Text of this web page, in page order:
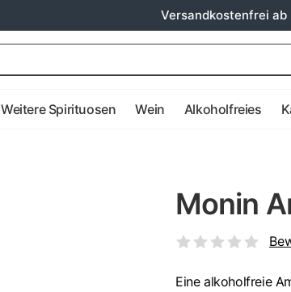
Versandkostenfrei ab
Weitere Spirituosen Wein Alkoholfreies
Monin
Eine alkoholfreie